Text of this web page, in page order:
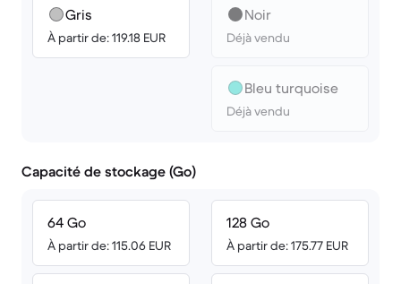
Gris
À partir de: 119.18 EUR
Noir
Déjà vendu
Bleu turquoise
Déjà vendu
Capacité de stockage (Go)
64 Go
À partir de: 115.06 EUR
128 Go
À partir de: 175.77 EUR